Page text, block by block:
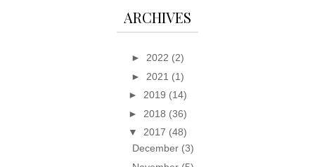
ARCHIVES
► 2022 (2)
► 2021 (1)
► 2019 (14)
► 2018 (36)
▼ 2017 (48)
December (3)